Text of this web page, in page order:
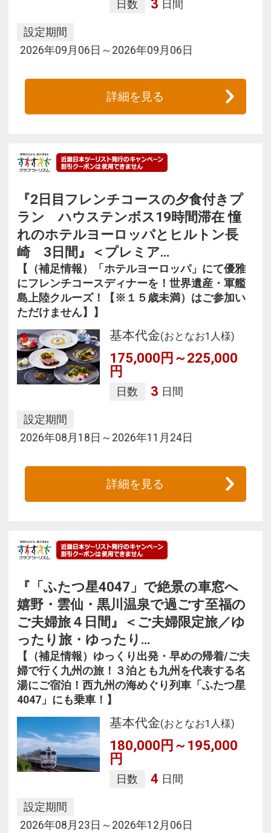
日数 3 日間
設定期間
2026年09月06日～2026年09月06日
詳細を見る
『2日目フレンチコースの夕食付きプ
ラン ハウステンボス19時間滞在 憧
れのホテルヨーロッパとヒルトン長
崎 3日間』＜プレミア…
【（補足情報）「ホテルヨーロッパ」にて優雅
にフレンチコースディナーを！世界遺産・軍艦
島上陸クルーズ！【※１５歳未満）はご参加い
ただけません】】
基本代金(おとなお1人様)
175,000円～225,000
円
日数 3 日間
設定期間
2026年08月18日～2026年11月24日
詳細を見る
『「ふたつ星4047」で絶景の車窓へ
嬉野・雲仙・黒川温泉で過ごす至福の
ご夫婦旅４日間』＜ご夫婦限定旅／ゆ
ったり旅・ゆったり…
【（補足情報）ゆっくり出発・早めの帰着/ご夫
婦で行く九州の旅！３泊とも九州を代表する名
湯にご宿泊！西九州の海めぐり列車「ふたつ星
4047」にも乗車！】
基本代金(おとなお1人様)
180,000円～195,000
円
日数 4 日間
設定期間
2026年08月23日～2026年12月06日